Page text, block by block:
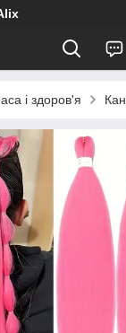
і здоров'я